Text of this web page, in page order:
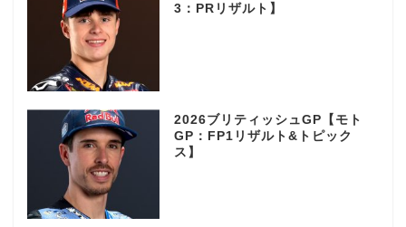
3：PRリザルト】
2026ブリティッシュGP【モト
GP：FP1リザルト&トピック
ス】